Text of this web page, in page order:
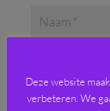
Deze website
verbeteren. We